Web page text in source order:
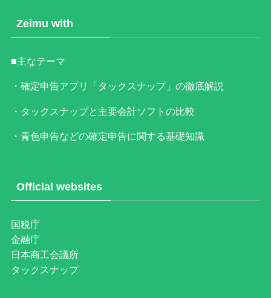
Zeimu with
■主なテーマ
・確定申告アプリ「タックスナップ」の徹底解説
・タックスナップと主要会計ソフトの比較
・青色申告などの確定申告に関する基礎知識
Official websites
国税庁
金融庁
日本商工会議所
タックスナップ